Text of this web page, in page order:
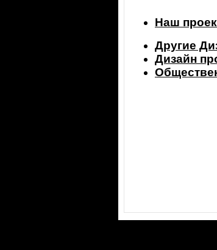
Наш
Другие
Дизайн